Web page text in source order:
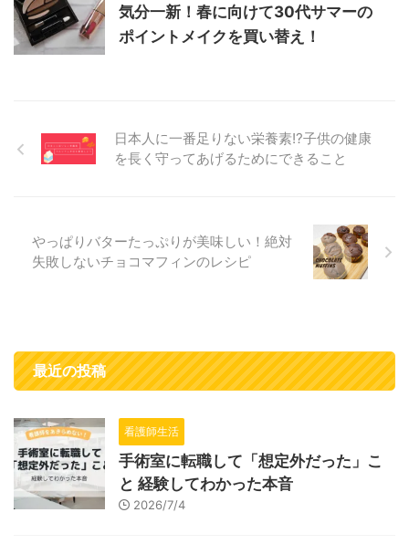
気分一新！春に向けて30代サマーの
ポイントメイクを買い替え！
日本人に一番足りない栄養素!?子供の健康
を長く守ってあげるためにできること
やっぱりバターたっぷりが美味しい！絶対
失敗しないチョコマフィンのレシピ
最近の投稿
看護師生活
手術室に転職して「想定外だった」こ
と 経験してわかった本音
2026/7/4